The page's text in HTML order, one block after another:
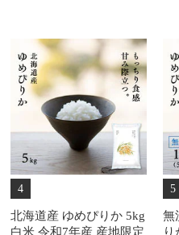
4
北海道産 ゆめぴりか 5kg
白米 令和7年産 産地限定
5
無